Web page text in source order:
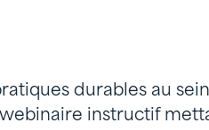
durables au
instructif